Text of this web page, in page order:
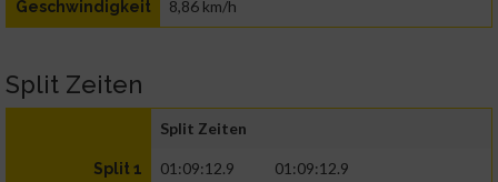
Geschwindigkeit 8,86 km/h
Split Zeiten
Split Zeiten
Split 1 01:09:12.9 01:09:12.9